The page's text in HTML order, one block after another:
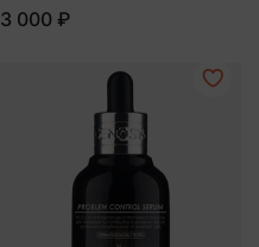
3 000 ₽